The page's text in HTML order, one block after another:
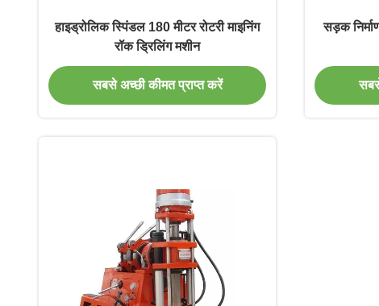
हाइड्रोलिक स्पिंडल 180 मीटर रोटरी माइनिंग
रॉक ड्रिलिंग मशीन
सबसे अच्छी कीमत प्राप्त करें
सड़क